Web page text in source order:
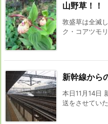
山野草！！
敦盛草は全滅
ク・コアツモ
新幹線から
本日11月14日
送をさせてい